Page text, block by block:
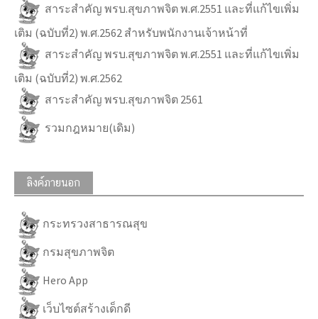
สาระสำคัญ พรบ.สุขภาพจิต พ.ศ.2551 และที่แก้ไขเพิ่ม
เติม (ฉบับที่2) พ.ศ.2562 สำหรับพนักงานเจ้าหน้าที่
สาระสำคัญ พรบ.สุขภาพจิต พ.ศ.2551 และที่แก้ไขเพิ่ม
เติม (ฉบับที่2) พ.ศ.2562
สาระสำคัญ พรบ.สุขภาพจิต 2561
รวมกฎหมาย(เดิม)
ลิงค์ภายนอก
กระทรวงสาธารณสุข
กรมสุขภาพจิต
Hero App
เว็บไซต์สร้างเด็กดี